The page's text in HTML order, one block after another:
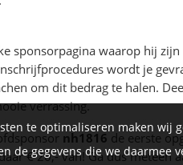
sponsorpagina waarop hij
wordt je
om dit bedrag te halen.
verrassing.
nh1816 de eerste
€ 20,- van! Ga dus meteen
te optimaliseren maken wij
de gegevens die we daarmee